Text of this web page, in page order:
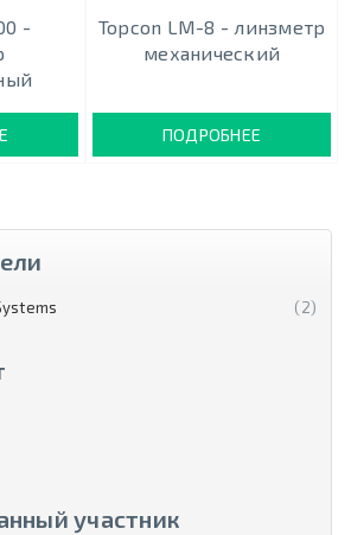
-
Topcon LM-8 - линзметр
механический
ПОДРОБНЕЕ
(2)
участник